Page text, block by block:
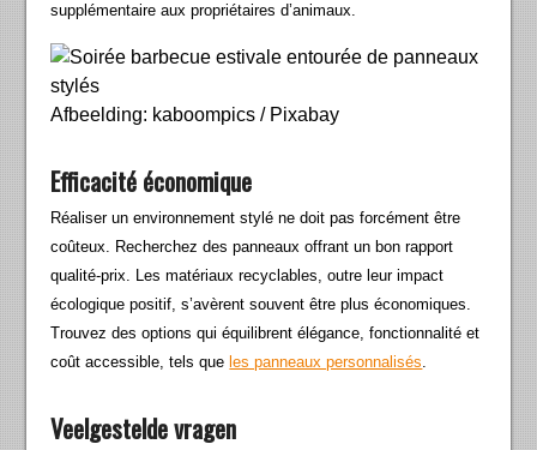
supplémentaire aux propriétaires d’animaux.
Afbeelding: kaboompics / Pixabay
Efficacité économique
Réaliser un environnement stylé ne doit pas forcément être
coûteux. Recherchez des panneaux offrant un bon rapport
qualité-prix. Les matériaux recyclables, outre leur impact
écologique positif, s’avèrent souvent être plus économiques.
Trouvez des options qui équilibrent élégance, fonctionnalité et
coût accessible, tels que les panneaux personnalisés.
Veelgestelde vragen